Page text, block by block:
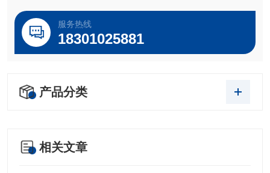
服务热线
18301025881
产品分类
相关文章